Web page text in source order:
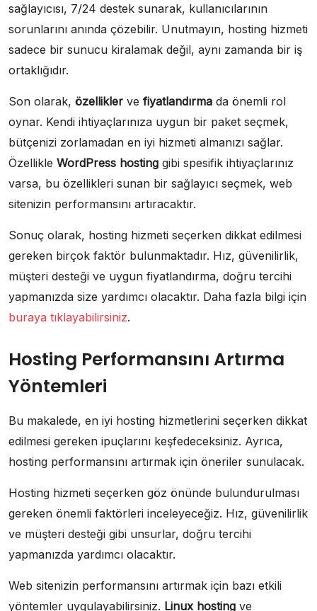
sağlayıcısı, 7/24 destek sunarak, kullanıcılarının
sorunlarını anında çözebilir. Unutmayın, hosting hizmeti
sadece bir sunucu kiralamak değil, aynı zamanda bir iş
ortaklığıdır.
Son olarak, özellikler ve fiyatlandırma da önemli rol
oynar. Kendi ihtiyaçlarınıza uygun bir paket seçmek,
bütçenizi zorlamadan en iyi hizmeti almanızı sağlar.
Özellikle WordPress hosting gibi spesifik ihtiyaçlarınız
varsa, bu özellikleri sunan bir sağlayıcı seçmek, web
sitenizin performansını artıracaktır.
Sonuç olarak, hosting hizmeti seçerken dikkat edilmesi
gereken birçok faktör bulunmaktadır. Hız, güvenilirlik,
müşteri desteği ve uygun fiyatlandırma, doğru tercihi
yapmanızda size yardımcı olacaktır. Daha fazla bilgi için
buraya tıklayabilirsiniz.
Hosting Performansını Artırma
Yöntemleri
Bu makalede, en iyi hosting hizmetlerini seçerken dikkat
edilmesi gereken ipuçlarını keşfedeceksiniz. Ayrıca,
hosting performansını artırmak için öneriler sunulacak.
Hosting hizmeti seçerken göz önünde bulundurulması
gereken önemli faktörleri inceleyeceğiz. Hız, güvenilirlik
ve müşteri desteği gibi unsurlar, doğru tercihi
yapmanızda yardımcı olacaktır.
Web sitenizin performansını artırmak için bazı etkili
yöntemler uygulayabilirsiniz. Linux hosting ve